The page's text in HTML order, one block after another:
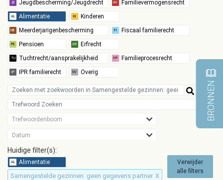
Trefwoordenboom
Datum
Huidige filter(s):
Samengestelde gezinnen: geen gegevens partner X
Verwijder
alle filters
BRONNEN